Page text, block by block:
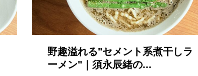
野趣溢れる"セメント系煮干しラ
ーメン"｜須永辰緒の...